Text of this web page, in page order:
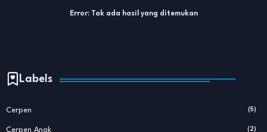
Error:Tak ada hasil yang ditemukan
Labels
Cerpen (5)
Cerpen Anak (2)